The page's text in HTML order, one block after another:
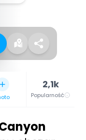
2,1k
Popularność